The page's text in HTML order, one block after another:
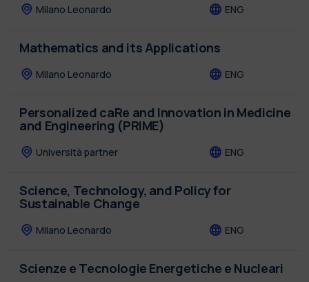
Milano Leonardo ENG
Mathematics and its Applications
Milano Leonardo ENG
Personalized caRe and Innovation in Medicine
and Engineering (PRIME)
Università partner ENG
Science, Technology, and Policy for
Sustainable Change
Milano Leonardo ENG
Scienze e Tecnologie Energetiche e Nucleari